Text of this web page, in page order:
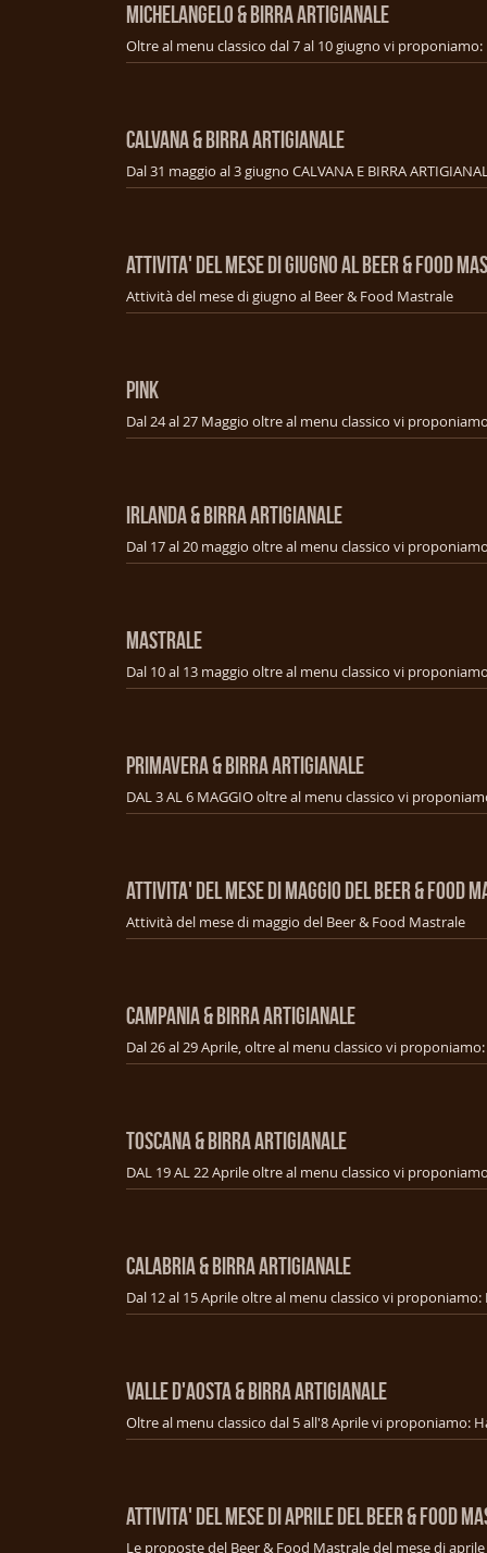
MICHELANGELO & BIRRA ARTIGIANALE
CALVANA & BIRRA ARTIGIANALE
ATTIVITA' DEL MESE DI GIUGNO AL BEER & FOOD
Attività del mese di giugno al Beer & Food Mastrale
PINK
IRLANDA & BIRRA ARTIGIANALE
MASTRALE
PRIMAVERA & BIRRA ARTIGIANALE
ATTIVITA' DEL MESE DI MAGGIO DEL BEER & FOOD
Attività del mese di maggio del Beer & Food Mastrale
CAMPANIA & BIRRA ARTIGIANALE
TOSCANA & BIRRA ARTIGIANALE
CALABRIA & BIRRA ARTIGIANALE
VALLE D'AOSTA & BIRRA ARTIGIANALE
ATTIVITA' DEL MESE DI APRILE DEL BEER & FOOD